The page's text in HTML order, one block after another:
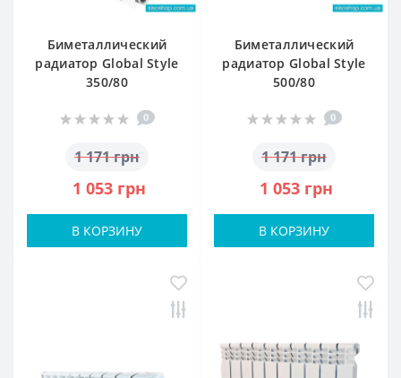
Биметаллический
радиатор Global Style
350/80
0
1 171 грн
1 053 грн
В КОРЗИНУ
Биметаллический
радиатор Global Style
500/80
0
1 171 грн
1 053 грн
В КОРЗИНУ